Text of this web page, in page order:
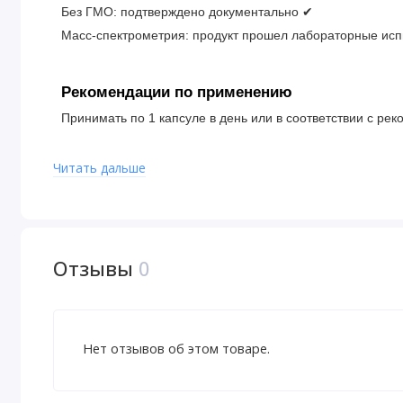
Без ГМО: подтверждено документально ✔
Масс-спектрометрия: продукт прошел лабораторные
Рекомендации по применению
Принимать по 1 капсуле в день или в соответствии с
Ингредиенты
пшеницы, глютена, дрожжей, сои, кукурузы, яиц, рыбы,
качеством пищевых продуктов и медикаментов (FDA)
Читать дальше
Отзывы 0
Нет отзывов об этом товаре.